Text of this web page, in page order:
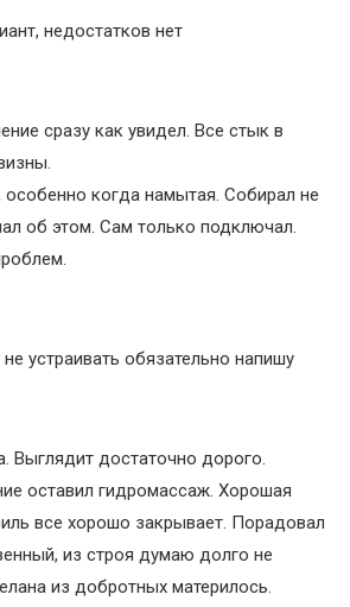
недостатков нет
сразу как увидел. Все стык в
когда намытая. Собирал не
об этом. Сам только подключал.
устраивать обязательно напишу
Выглядит достаточно дорого.
оставил гидромассаж. Хорошая
все хорошо закрывает. Порадовал
из строя думаю долго не
из добротных материлось.